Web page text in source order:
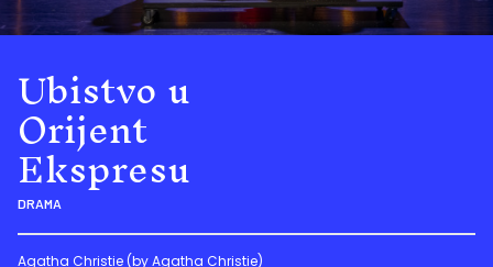
Ubistvo u
Orijent
Ekspresu
DRAMA
Agatha Christie (by Agatha Christie)